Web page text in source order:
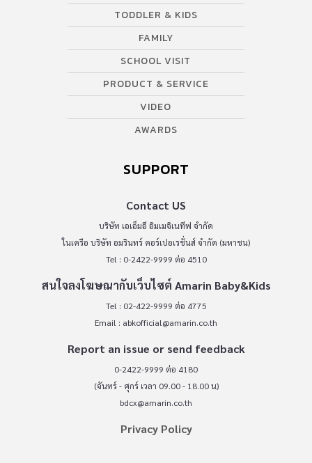
TODDLER & KIDS
FAMILY
SCHOOL VISIT
PRODUCT & SERVICE
VIDEO
AWARDS
SUPPORT
Contact US
บริษัท เอเอ็มอี อิมเมจิเนทีฟ จำกัด
ในเครือ บริษัท อมรินทร์ คอร์เปอเรชั่นส์ จำกัด (มหาชน)
Tel : 0-2422-9999 ต่อ 4510
สนใจลงโฆษณากับเว็บไซต์ Amarin Baby&Kids
Tel : 02-422-9999 ต่อ 4775
Email : abkofficial@amarin.co.th
Report an issue or send feedback
0-2422-9999 ต่อ 4180
(จันทร์ - ศุกร์ เวลา 09.00 - 18.00 น)
bdcx@amarin.co.th
Privacy Policy